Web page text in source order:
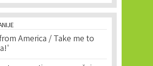
America / Take me to